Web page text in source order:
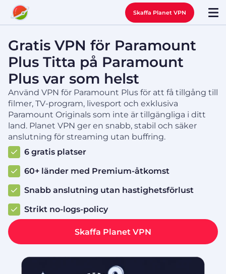
Skaffa Planet VPN
Gratis VPN för Paramount
Plus Titta på Paramount
Plus var som helst
Använd VPN för Paramount Plus för att få tillgång till
filmer, TV-program, livesport och exklusiva
Paramount Originals som inte är tillgängliga i ditt
land. Planet VPN ger en snabb, stabil och säker
anslutning för streaming utan buffring.
6 gratis platser
60+ länder med Premium-åtkomst
Snabb anslutning utan hastighetsförlust
Strikt no-logs-policy
Skaffa Planet VPN